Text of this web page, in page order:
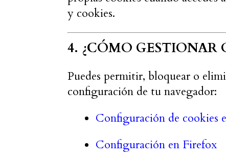
y cookies.
4. ¿CÓMO GESTIONAR
Puedes permitir, bloquear o
configuración de tu navegador:
Configuración de cookies
Configuración en Firefox